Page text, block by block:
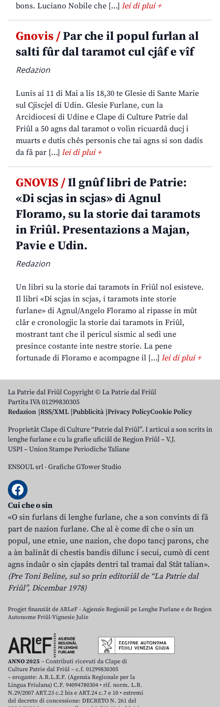
bons. Luciano Nobile che […] lei di plui +
Gnovis /Par che il popul furlan al
salti fûr dal taramot cul cjâf e vîf
Redazion
Lunis ai 11 di Mai a lis 18,30 te Glesie di Sante Marie
sul Cjiscjel di Udin. Glesie Furlane, cun la
Arcidiocesi di Udine e Clape di Culture Patrie dal
Friûl a 50 agns dal taramot o volìn ricuardâ ducj i
muarts e dutis chês personis che tai agns si son dadis
da fâ par […] lei di plui +
GNOVIS /Il gnûf libri de Patrie:
«Di scjas in scjas» di Agnul
Floramo, su la storie dai taramots
in Friûl. Presentazions a Majan,
Pavie e Udin.
Redazion
Un libri su la storie dai taramots in Friûl nol esisteve.
Il libri «Di scjas in scjas, i taramots inte storie
furlane» di Agnul/Angelo Floramo al ripasse in mût
clâr e cronologjic la storie dai taramots in Friûl,
mostrant tant che il pericul sismic al sedi une
presince costante inte nestre storie. La pene
fortunade di Floramo e acompagne il […] lei di plui +
La Patrie dal Friûl Copyright © La Patrie dal Friûl
Partita IVA 01299830305
Redazion RSS/XML Pubblicità Privacy PolicyCookie Policy
Proprietât Clape di Culture “Patrie dal Friûl”. I articui a son scrits in
lenghe furlane e cu la grafie uficiâl de Regjon Friûl – V.J.
USPI – Union Stampe Periodiche Taliane
ENSOUL srl-Grafiche GTower Studio
Cui che o sin
«O sin furlans di lenghe furlane, che a son convints di fâ
part de nazion furlane. Che al è come dî che o sin un
popul, une etnie, une nazion, che dopo tancj parons, che
a àn balinât di chestis bandis dilunc i secui, cumò di cent
agns indaûr o sin cjapâts dentri tal tramai dal Stât talian».
(Pre Toni Beline, sul so prin editoriâl de “La Patrie dal
Friûl”, Dicembar 1978)
Progjet finanziât de ARLeF - Agjenzie Regjonâl pe Lenghe Furlane e de Regjon
Autonome Friûl-Vignesie Julie
ANNO 2025 – Contributi ricevuti da Clape di
Culture Patrie dal Friûl – c.f. 01299830305
– erogante: A.R.L.E.F. (Agenzia Regionale per la
Lingua Friulana) C.F. 94094780304 • rif. norm. L.R.
N.29/2007 ART.23 c.2 bis e ART.24 c.7 e 10 • estremi
del decreto di concessione: DECRETO N. 261 del